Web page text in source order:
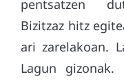
pentsatzen
Bizitzaz hitz
ari zarelakoan.
Lagun gizonak.